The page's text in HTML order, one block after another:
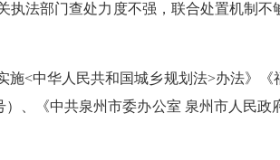
法部门查处力度不强，联合处置机制不
施<中华人民共和国城乡规划法>办法》《
）、《中共泉州市委办公室 泉州市人民